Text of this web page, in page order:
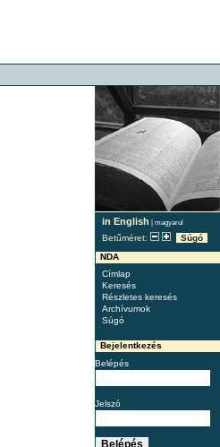
in English | magyarul
Betűméret:
Súgó
NDA
Címlap
Keresés
Részletes keresés
Archívumok
Súgó
Bejelentkezés
Belépés
Jelszó